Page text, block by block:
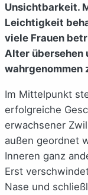
Unsichtbarkeit.
Leichtigkeit
viele Frauen
Alter übersehen
wahrgenommen
Im Mittelpunkt
erfolgreiche
erwachsener
außen geordnet
Inneren ganz
Erst
Nase und